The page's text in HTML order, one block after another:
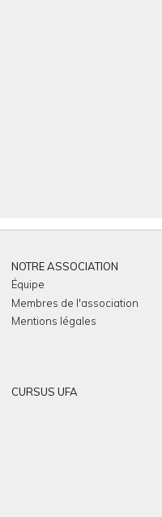
NOTRE ASSOCIATION
Équipe
Membres de l'association
Mentions légales
CURSUS UFA